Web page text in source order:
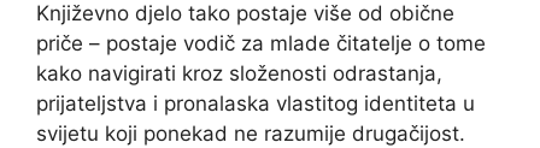
Književno djelo tako postaje više od obične
priče – postaje vodič za mlade čitatelje o tome
kako navigirati kroz složenosti odrastanja,
prijateljstva i pronalaska vlastitog identiteta u
svijetu koji ponekad ne razumije drugačijost.